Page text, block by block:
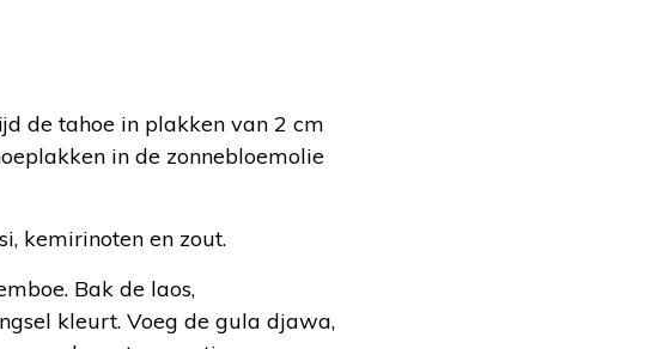
de tahoe in plakken van 2 cm
in de zonnebloemolie
kemirinoten en zout.
Bak de laos,
kleurt. Voeg de gula djawa,